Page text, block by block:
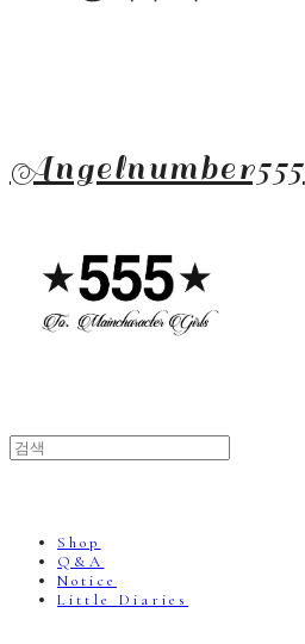
Angelnumber555
Shop
Q&A
Notice
Little Diaries